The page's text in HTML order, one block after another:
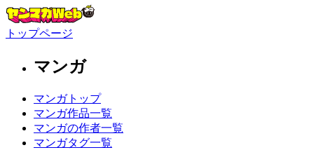
トップページ
マンガ
マンガトップ
マンガ作品一覧
マンガの作者一覧
マンガタグ一覧